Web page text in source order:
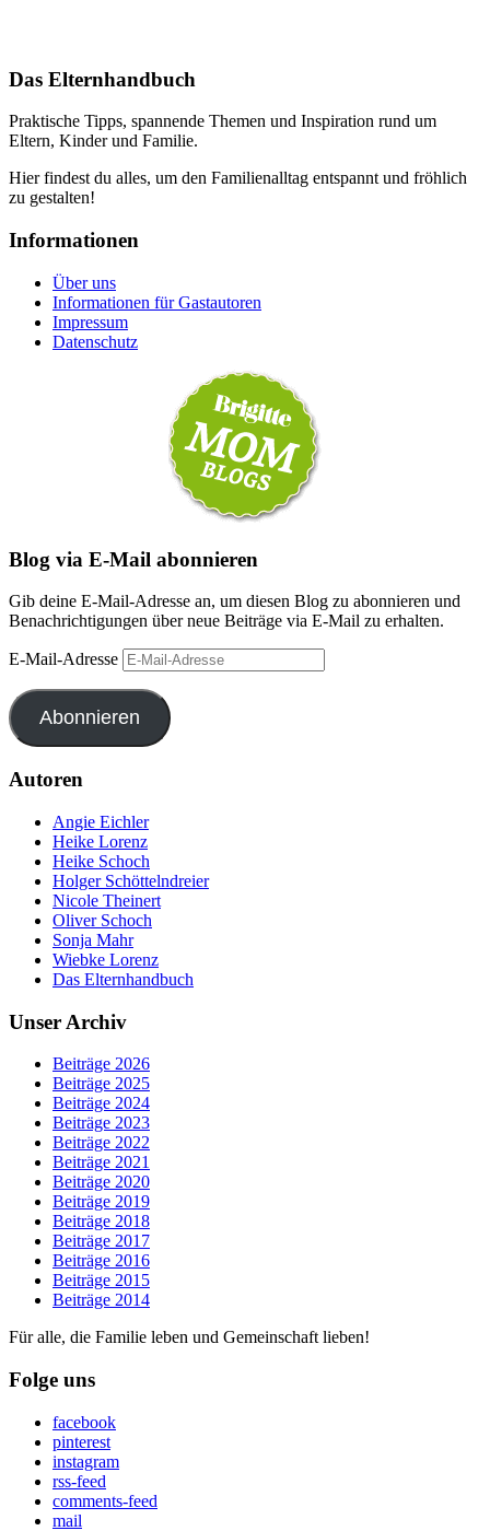
Das Elternhandbuch
Praktische Tipps, spannende Themen und Inspiration rund um
Eltern, Kinder und Familie.
Hier findest du alles, um den Familienalltag entspannt und fröhlich
zu gestalten!
Informationen
Über uns
Informationen für Gastautoren
Impressum
Datenschutz
Blog via E-Mail abonnieren
Gib deine E-Mail-Adresse an, um diesen Blog zu abonnieren und
Benachrichtigungen über neue Beiträge via E-Mail zu erhalten.
E-Mail-Adresse
Abonnieren
Autoren
Angie Eichler
Heike Lorenz
Heike Schoch
Holger Schöttelndreier
Nicole Theinert
Oliver Schoch
Sonja Mahr
Wiebke Lorenz
Das Elternhandbuch
Unser Archiv
Beiträge 2026
Beiträge 2025
Beiträge 2024
Beiträge 2023
Beiträge 2022
Beiträge 2021
Beiträge 2020
Beiträge 2019
Beiträge 2018
Beiträge 2017
Beiträge 2016
Beiträge 2015
Beiträge 2014
Für alle, die Familie leben und Gemeinschaft lieben!
Folge uns
facebook
pinterest
instagram
rss-feed
comments-feed
mail